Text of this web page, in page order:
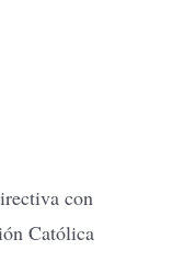
con
Católica